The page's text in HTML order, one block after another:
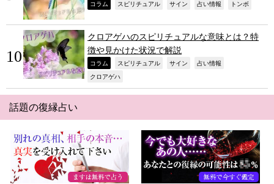
コラム スピリチュアル サイン 占い情報 トンボ
クロアゲハのスピリチュアルな意味とは？特
徴や見かけた状況で解説
コラム スピリチュアル サイン 占い情報
クロアゲハ
話題の復縁占い